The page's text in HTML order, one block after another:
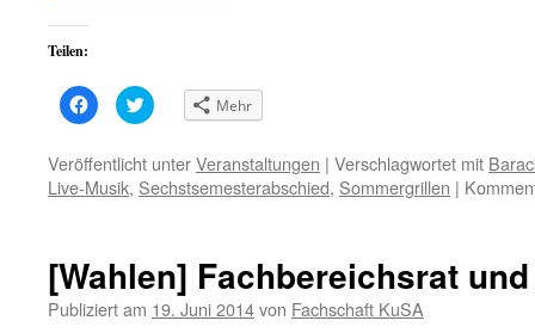
Teilen:
Klick,
um
zu
teilen
(Wird
in
Klick,
um
zu
teilen
(Wird
in
Mehr
Veröffentlicht unterVeranstaltungen | Verschlagwortet mit
Live-Musik, Sechstsemesterabschied, Sommergrillen |
[Wahlen] Fachbereichsrat
Publiziert am 19. Juni 2014von Fachschaft KuSA